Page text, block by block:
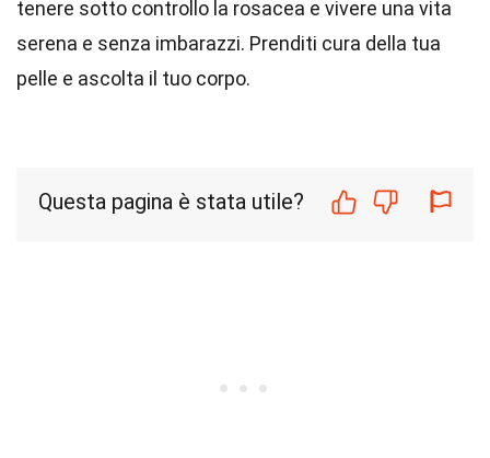
tenere sotto controllo la rosacea e vivere una vita
serena e senza imbarazzi. Prenditi cura della tua
pelle e ascolta il tuo corpo.
Questa pagina è stata utile?